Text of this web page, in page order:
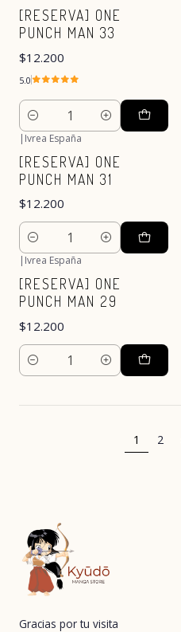
[RESERVA] ONE
PUNCH MAN 33
$12.200
5.0
Cantidad
| Ivrea España
[RESERVA] ONE
PUNCH MAN 31
$12.200
Cantidad
| Ivrea España
[RESERVA] ONE
PUNCH MAN 29
$12.200
Cantidad
1 2
Gracias por tu visita